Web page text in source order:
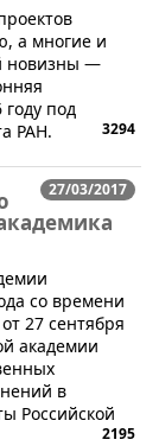
а многие и
новизны —
под
РАН.
3294
27/03/2017
со времени
27 сентября
академии
в
Российской
2195